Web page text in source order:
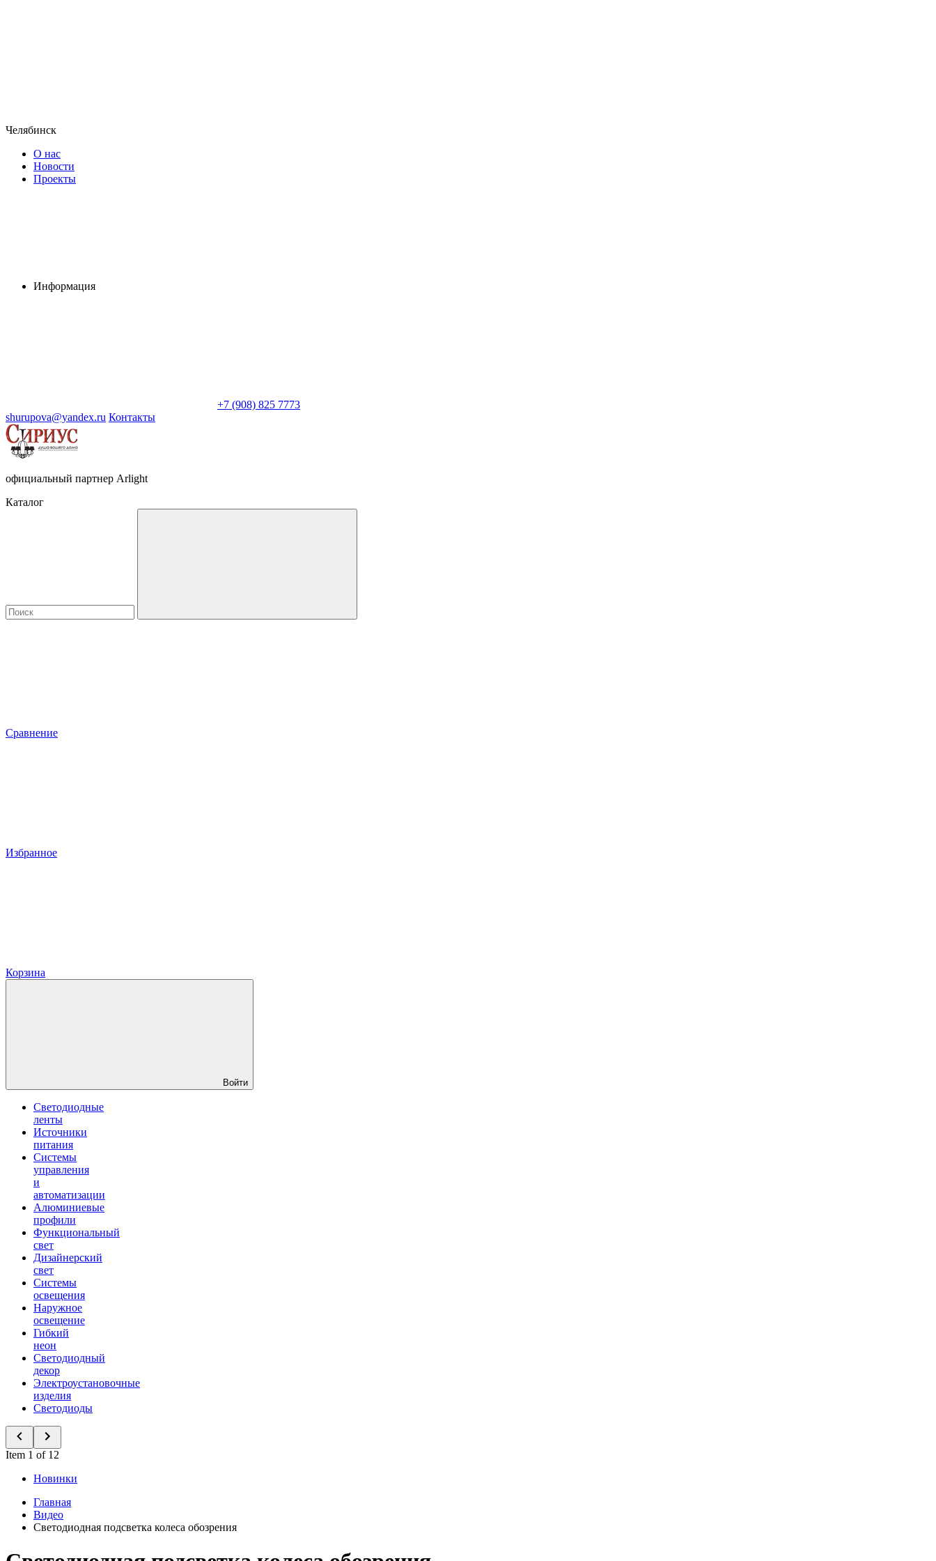
Челябинск
О нас
Новости
Проекты
Информация
+7 (908) 825 7773
shurupova@yandex.ru Контакты
официальный партнер Arlight
Каталог
Сравнение
Избранное
Корзина
Войти
Светодиодные
ленты
Источники
питания
Системы
управления
и
автоматизации
Алюминиевые
профили
Функциональный
свет
Дизайнерский
свет
Системы
освещения
Наружное
освещение
Гибкий
неон
Светодиодный
декор
Электроустановочные
изделия
Светодиоды
Item 1 of 12
Новинки
Главная
Видео
Светодиодная подсветка колеса обозрения